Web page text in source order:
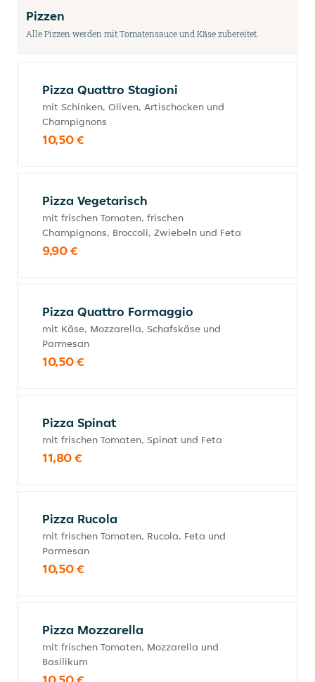
Pizzen
Alle Pizzen werden mit Tomatensauce und Käse zubereitet.
Pizza Quattro Stagioni
mit Schinken, Oliven, Artischocken und
Champignons
10,50 €
Pizza Vegetarisch
mit frischen Tomaten, frischen
Champignons, Broccoli, Zwiebeln und Feta
9,90 €
Pizza Quattro Formaggio
mit Käse, Mozzarella, Schafskäse und
Parmesan
10,50 €
Pizza Spinat
mit frischen Tomaten, Spinat und Feta
11,80 €
Pizza Rucola
mit frischen Tomaten, Rucola, Feta und
Parmesan
10,50 €
Pizza Mozzarella
mit frischen Tomaten, Mozzarella und
Basilikum